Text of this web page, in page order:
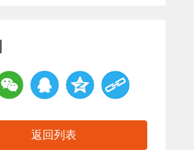
返回列表